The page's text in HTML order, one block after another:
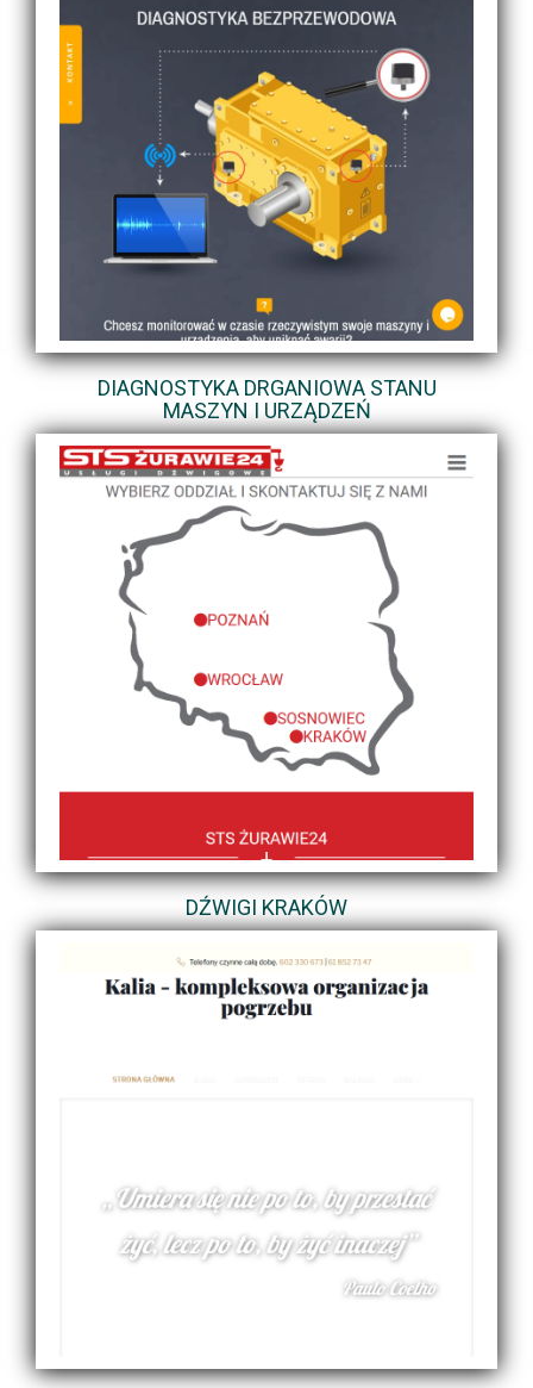
DIAGNOSTYKA DRGANIOWA STANU
MASZYN I URZĄDZEŃ
DŹWIGI KRAKÓW